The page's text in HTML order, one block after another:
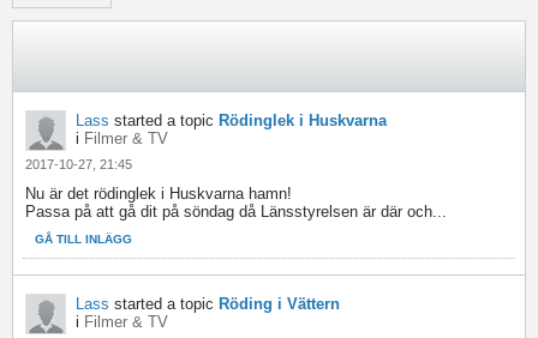
Lass started a topic Rödinglek i Huskvarna
i Filmer & TV
2017-10-27, 21:45
Nu är det rödinglek i Huskvarna hamn!
Passa på att gå dit på söndag då Länsstyrelsen är där och...
GÅ TILL INLÄGG
Lass started a topic Röding i Vättern
i Filmer & TV